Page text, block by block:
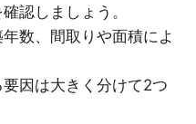
認しましょう。
数、間取りや面積によ
因は大きく分けて2つ